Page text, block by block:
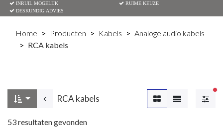
INRUIL MOGELIJK
RUIME KEUZE
DESKUNDIG ADVIES
Home Producten Kabels
Analoge audio kabels
RCA kabels
RCA kabels
53resultaten gevonden